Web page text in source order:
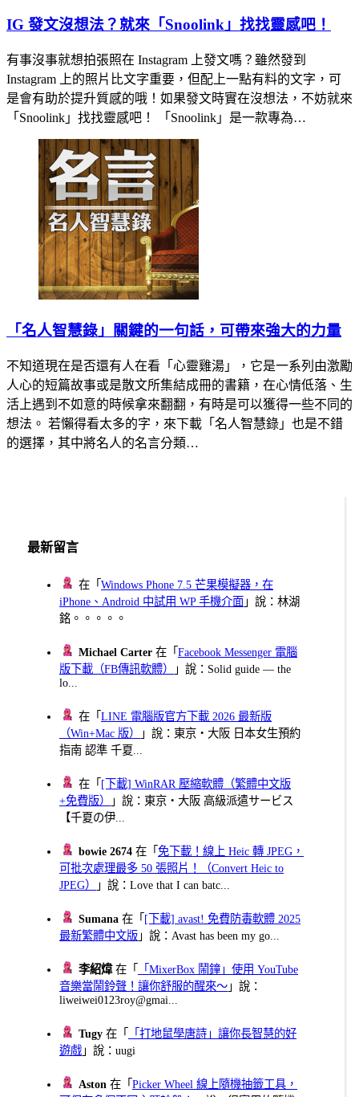
IG 發文沒想法？就來「Snoolink」找找靈感吧！
有事沒事就想拍張照在 Instagram 上發文嗎？雖然發到
Instagram 上的照片比文字重要，但配上一點有料的文字，可
是會有助於提升質感的哦！如果發文時實在沒想法，不妨就來
「Snoolink」找找靈感吧！ 「Snoolink」是一款專為…
「名人智慧錄」關鍵的一句話，可帶來強大的力量
不知道現在是否還有人在看「心靈雞湯」，它是一系列由激勵
人心的短篇故事或是散文所集結成冊的書籍，在心情低落、生
活上遇到不如意的時候拿來翻翻，有時是可以獲得一些不同的
想法。 若懶得看太多的字，來下載「名人智慧錄」也是不錯
的選擇，其中將名人的名言分類…
最新留言
在「Windows Phone 7.5 芒果模擬器，在
iPhone、Android 中試用 WP 手機介面 」說：林湖
銘。。。。。
Michael Carter 在「Facebook Messenger 電腦
版下載（FB傳訊軟體）
」說：Solid guide — the
lo...
在「LINE 電腦版官方下載 2026 最新版
（Win+Mac 版）
」說：東京・大阪 日本女生預約
指南 認準 千夏...
在「 [下載] WinRAR 壓縮軟體（繁體中文版
+免費版）
」說：東京・大阪 高級派遣サービス
【千夏の伊...
bowie 2674 在「免下載！線上 Heic 轉 JPEG，
可批次處理最多 50 張照片！（Convert Heic to
JPEG）
」說：Love that I can batc...
Sumana 在「 [下載] avast! 免費防毒軟體 2025
最新繁體中文版 」說：Avast has been my go...
李紹煒在「
「MixerBox 鬧鐘」使用 YouTube
音樂當鬧鈴聲！讓你舒服的醒來～ 」說：
liweiwei0123roy@gmai...
Tugy 在「
「打地鼠學唐詩」讓你長智慧的好
遊戲 」說：uugi
Aston 在「Picker Wheel 線上隨機抽籤工具，